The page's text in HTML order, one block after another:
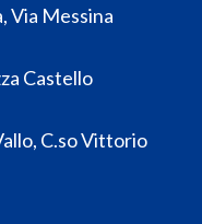
Via Messina
Castello
C.so Vittorio